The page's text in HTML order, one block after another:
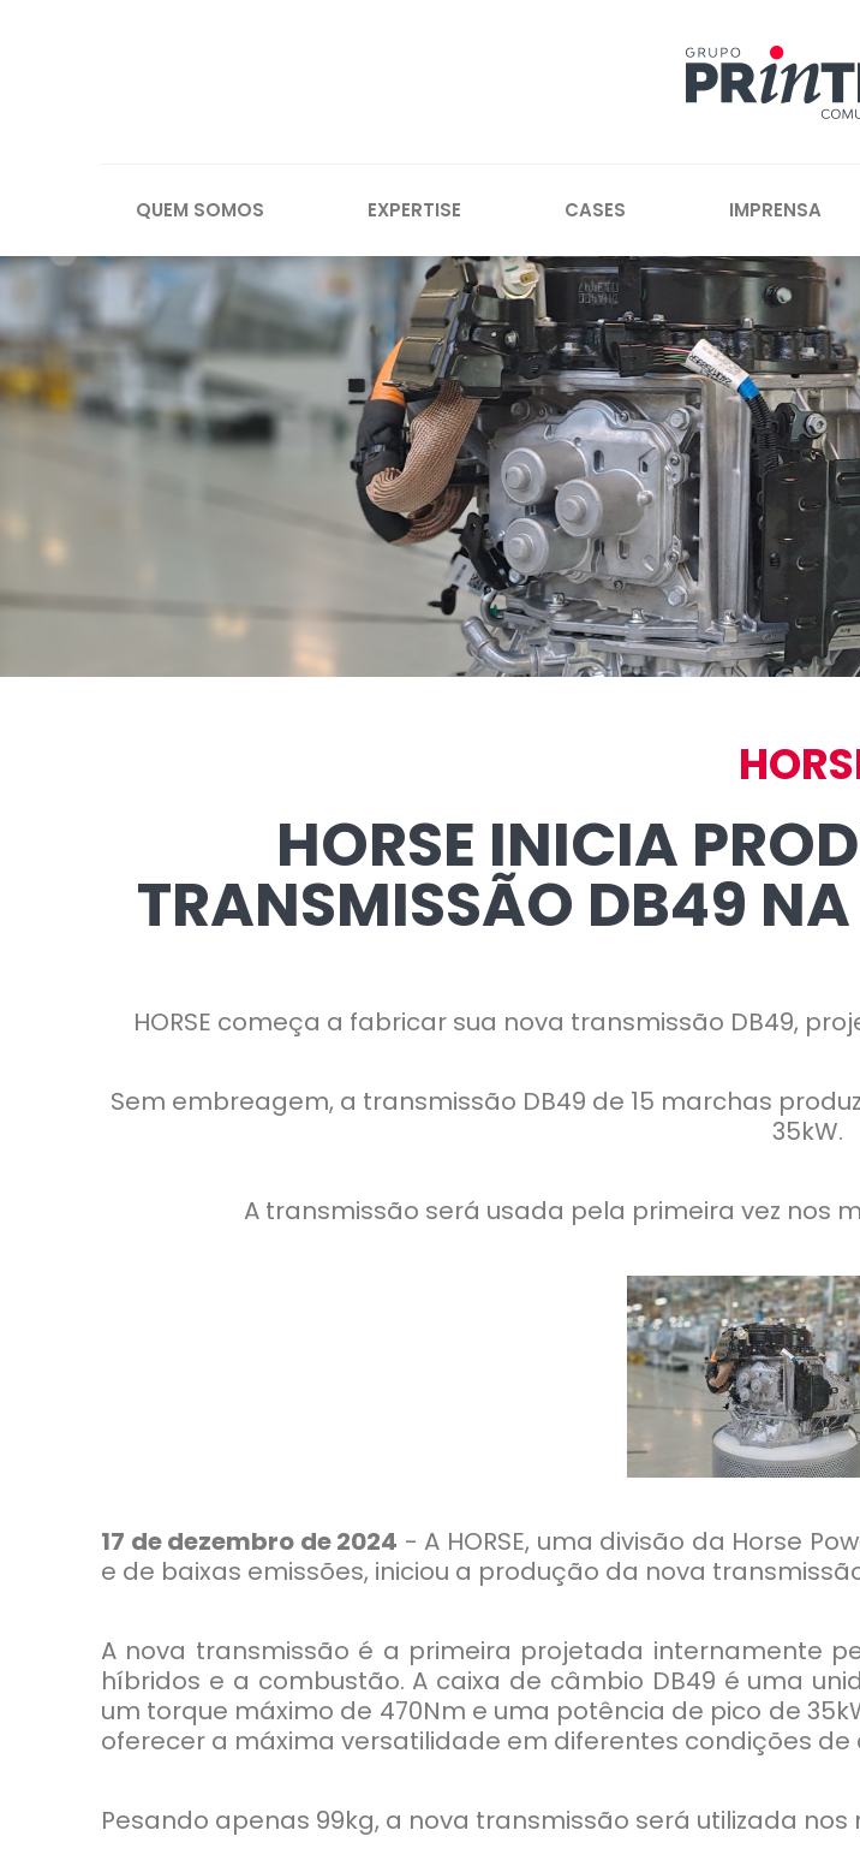
QUEM SOMOS EXPERTISE CASES IMPRENSA
HORSE INICIA
TRANSMISSÃO DB49
HORSE começa a fabricar sua nova transmissão DB49,
Sem embreagem, a transmissão DB49 de 15 marchas
35kW.
A transmissão será usada pela primeira vez nos
17 de dezembro de 2024 - A HORSE, uma divisão da Horse
e de baixas emissões, iniciou a produção da nova
A nova transmissão é a primeira projetada internamente
híbridos e a combustão. A caixa de câmbio DB49 é uma
um torque máximo de 470Nm e uma potência de pico de
oferecer a máxima versatilidade em diferentes condições de
Pesando apenas 99kg, a nova transmissão será utilizada